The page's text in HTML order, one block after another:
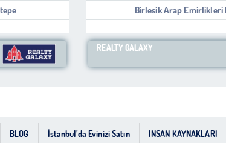
Birlesik Arap Emirlikleri
REALTY GALAXY
BLOG İstanbul’da Evinizi Satın
INSAN KAYNAKLARI